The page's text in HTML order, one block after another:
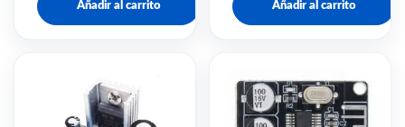
Añadir al carrito Añadir al carrito